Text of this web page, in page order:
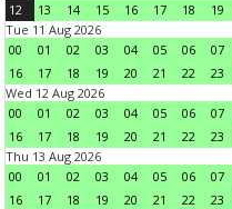
12 13 14 15 16 17 18 19
Tue 11 Aug 2026
00
01 02 03 04 05 06 07
16
17 18 19 20 21 22
23
Wed 12 Aug 2026
00
01 02 03 04 05 06 07
16
17 18 19 20 21 22
23
Thu 13 Aug 2026
00
01 02 03 04 05 06 07
16
17 18 19 20 21 22
23